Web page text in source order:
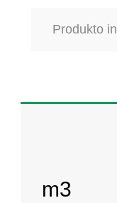
Produkto
m3